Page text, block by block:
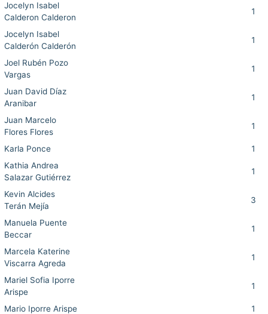
Jocelyn Isabel
Calderon Calderon
1
Jocelyn Isabel
Calderón Calderón
1
Joel Rubén Pozo
Vargas
1
Juan David Díaz
Aranibar
1
Juan Marcelo
Flores Flores
1
Karla Ponce
1
Kathia Andrea
Salazar Gutiérrez
1
Kevin Alcides
Terán Mejía
3
Manuela Puente
Beccar
1
Marcela Katerine
Viscarra Agreda
1
Mariel Sofia Iporre
Arispe
1
Mario Iporre Arispe
1